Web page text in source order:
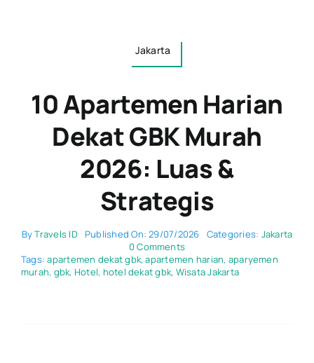
Jakarta
10 Apartemen Harian
Dekat GBK Murah
2026: Luas &
Strategis
ByTravels ID Published On: 29/07/2026 Categories: Jakarta
0 Commentson
10
Apartemen
Tags:apartemen dekat gbk,apartemen harian, aparyemen
murah, gbk, Hotel, hotel dekat gbk, Wisata Jakarta